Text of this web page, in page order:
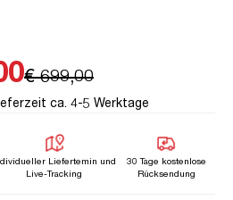
Natura | TÜV© mobiles Arbeiten |
höhenverstellbar |
€ 699,00
ca. 4-5 Werktage
Liefertemin und
Live-Tracking
30 Tage kostenlose
Rücksendung